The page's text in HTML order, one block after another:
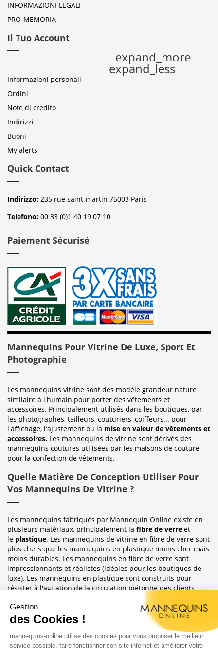
INFORMAZIONI LEGALI
PRO-MEMORIA
Il Tuo Account
expand_more
expand_less
Informazioni personali
Ordini
Note di credito
Indirizzi
Buoni
My alerts
Quick Contact
Indirizzo: 235 rue saint-martin 75003 Paris
Telefono: 00 33 (0)1 40 19 07 10
Paiement Sécurisé
Mannequins Pour Vitrine De Luxe, Sport Et
Photographie
Les mannequins vitrine sont des modèle grandeur nature
similaire à l'humain pour porter des vêtements et
accessoires. Principalement utilisés dans les boutiques, par
les photographes, tailleurs, couturiers, coiffeurs... pour
l'affichage, l'ajustement ou la mise en valeur de vêtements et
accessoires. Les mannequins de vitrine sont dérivés des
mannequins coutures utilisées par les maisons de couture
pour la confection de vêtements.
Quelle Matière De Conception Utiliser Pour
Vos Mannequins De Vitrine ?
Les mannequins fabriqués par Mannequin Online existe en
plusieurs matériaux, principalement la fibre de verre et
le plastique. Les mannequins de vitrine en fibre de verre sont
plus chers que les mannequins en plastique moins cher mais
moins durables. Les mannequins en fibre de verre sont
impressionnants et réalistes (idéales pour les boutiques de
luxe). Les mannequins en plastique sont construits pour
résister à l'agitation de la circulation piétonne des clients
habituellement observée dans le magasin où ils sont placés.
Sublimez Vos Boutiques, Vitrines Et